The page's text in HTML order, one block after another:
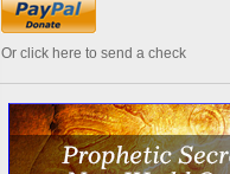
Or click here to send a check